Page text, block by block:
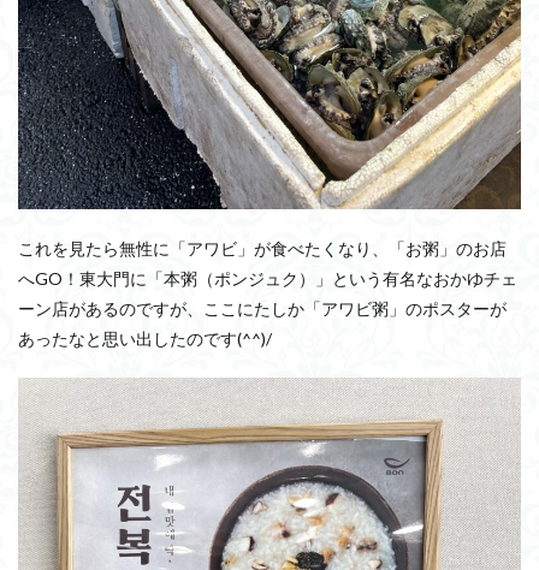
これを見たら無性に「アワビ」が食べたくなり、「お粥」のお店
へGO！東大門に「本粥（ポンジュク）」という有名なおかゆチェ
ーン店があるのですが、ここにたしか「アワビ粥」のポスターが
あったなと思い出したのです(^^)/